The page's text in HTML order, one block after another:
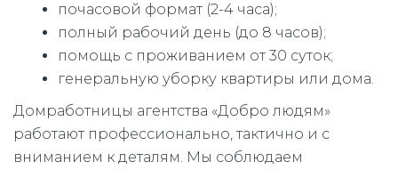
почасовой формат (2-4 часа);
полный рабочий день (до 8 часов);
помощь с проживанием от 30 суток;
генеральную уборку квартиры или дома.
Домработницы агентства «Добро людям»
работают профессионально, тактично и с
вниманием к деталям. Мы соблюдаем